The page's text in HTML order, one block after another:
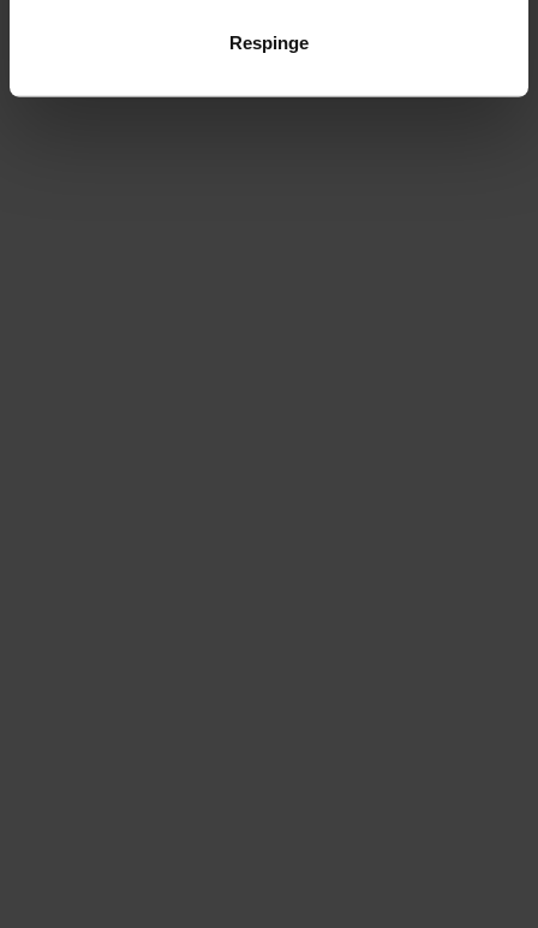
Respinge